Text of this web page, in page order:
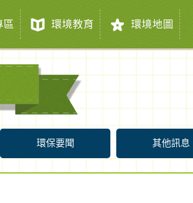
區 環境教育 環境地圖
環保要聞 其他訊息